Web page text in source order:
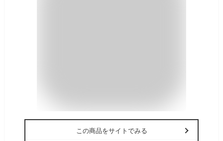
この商品をサイトでみる